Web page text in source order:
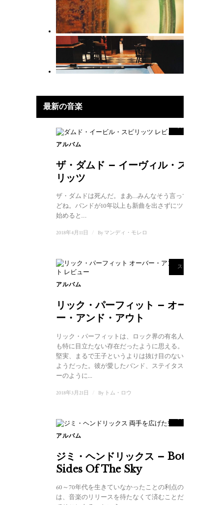
最新の音楽
スコア
アルバム
ザ・ダムド – イーヴィル・スピ
リッツ
ザ・ダムドは死んだ。まあ…みんなそう言ってるけ
どね。バンドが10年以上も新曲を出さずにツアーを
始めると…
2018年4月11日 By マンディ・モレロ
スコア
アルバム
リック・パーフィット – オーバ
ー・アンド・アウト
リック・パーフィットは、ロック界の有名人の中で
も特に目立たない存在だったように思える。安全で
堅実、まるで王子というよりは抜け目のない貧民の
ようだった。彼が愛したバンド、ステイタス・クオ
ーのように...
2018年3月21日 By トム・ロウ
スコア
アルバム
ジミ・ヘンドリックス – Both
Sides Of The Sky
60～70年代を生きていなかったことの利点のひとつ
は、音楽のリリースを待たなくて済むことだ。すべ